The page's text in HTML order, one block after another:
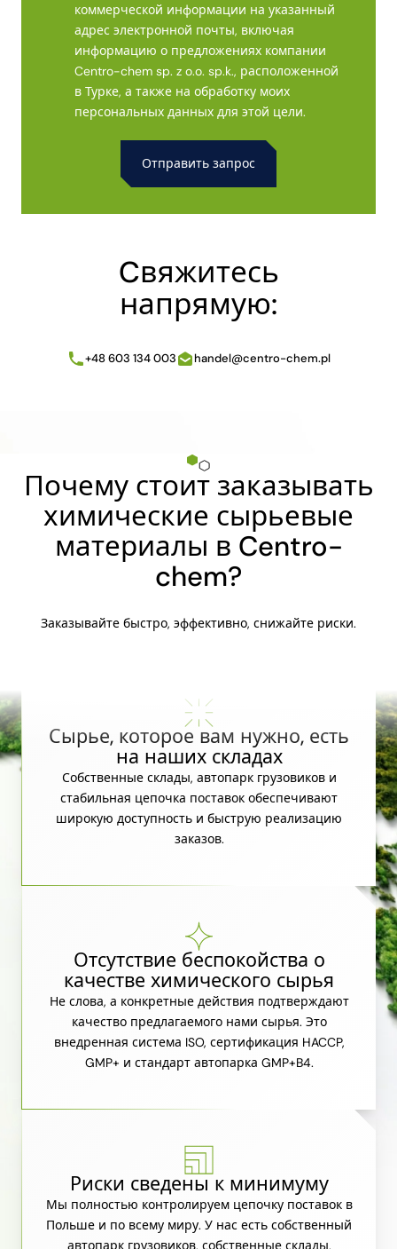
коммерческой информации на указанный
адрес электронной почты, включая
информацию о предложениях компании
Centro-chem sp. z o.o. sp.k., расположенной
в Турке, а также на обработку моих
персональных данных для этой цели.
Cвяжитесь
напрямую:
+48 603 134 003 handel@centro-chem.pl
Почему стоит заказывать
химические сырьевые
материалы в Centro-
chem?
Заказывайте быстро, эффективно, снижайте риски.
Сырье, которое вам нужно, есть
на наших складах
Собственные склады, автопарк грузовиков и
стабильная цепочка поставок обеспечивают
широкую доступность и быструю реализацию
заказов.
Отсутствие беспокойства о
качестве химического сырья
Не слова, а конкретные действия подтверждают
качество предлагаемого нами сырья. Это
внедренная система ISO, сертификация HACCP,
GMP+ и стандарт автопарка GMP+B4.
Риски сведены к минимуму
Мы полностью контролируем цепочку поставок в
Польше и по всему миру. У нас есть собственный
автопарк грузовиков, собственные склады,